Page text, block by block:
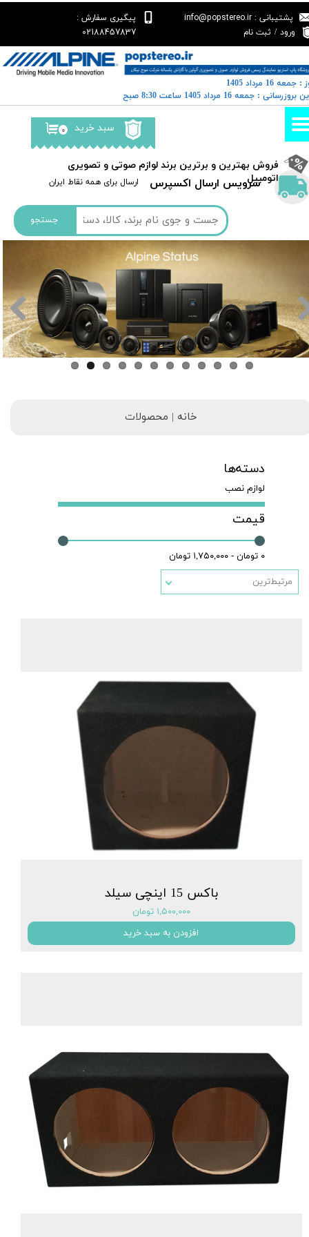
جستجو
سرویس ارسال اکسپرس ​​ارسال برای همه نقاط ایران
پشتیبانی : info@popstereo.ir
پیگیری سفارش :
02188457837
ورود / ثبت نام
حساب کاربری من
تغییر گذر واژه
سفارشات
خروج از حساب کاربری
۰ سبد خرید
​فروش بهترین و برترین برند لوازم صوتی و تصویری
اتومبیل​​​​​​​
16 مرداد 1405
: جمعه 16 مرداد 1405 ساعت 8:30 صبح
خانه | محصولات
دسته‌ها
لوازم نصب
قیمت
۰ تومان - ۱,۷۵۰,۰۰۰ تومان
مرتبط‌ترین
باکس 15 اینچی سیلد
۱,۵۰۰,۰۰۰ تومان
افزودن به سبد خرید